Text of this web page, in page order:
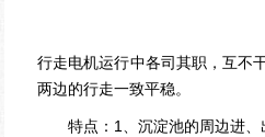
行走电机运行中各司其职，互不
两边的行走一致平稳。
特点：1、沉淀池的周边进